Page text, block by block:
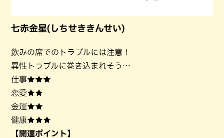
七赤金星(しちせききんせい)
飲みの席でのトラブルには注意！
異性トラブルに巻き込まれそう…
仕事★★★
恋愛★★
金運★★
健康★★★
【開運ポイント】